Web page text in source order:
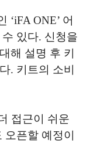
‘iFA ONE’ 어
있다. 신청을
해 설명 후 키
. 키트의 소비
접근이 쉬운
픈할 예정이